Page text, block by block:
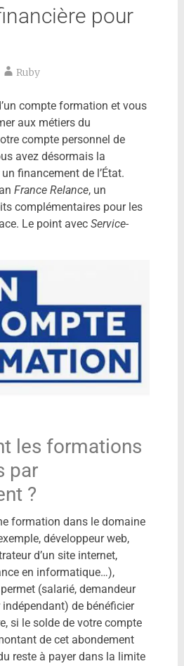
pour
Ruby
compte formation et vous
aux métiers du
compte personnel de
avez désormais la
financement de l’État.
France Relance, un
complémentaires pour les
Le point avec Service-
les formations
par
?
formation dans le domaine
développeur web,
d’un site internet,
en informatique…),
(salarié, demandeur
indépendant) de bénéficier
si le solde de votre compte
de cet abondement
reste à payer dans la limite